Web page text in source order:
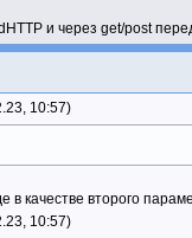
и через get/post
10:57
в качестве второго
10:57